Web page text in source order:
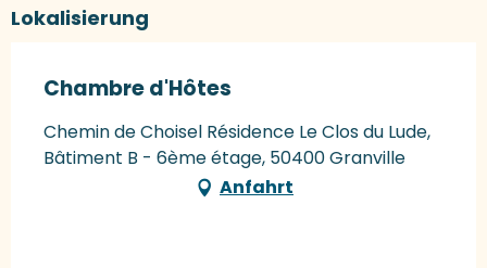
Lokalisierung
Chambre d'Hôtes
Chemin de Choisel Résidence Le Clos du Lude,
Bâtiment B - 6ème étage, 50400 Granville
Anfahrt